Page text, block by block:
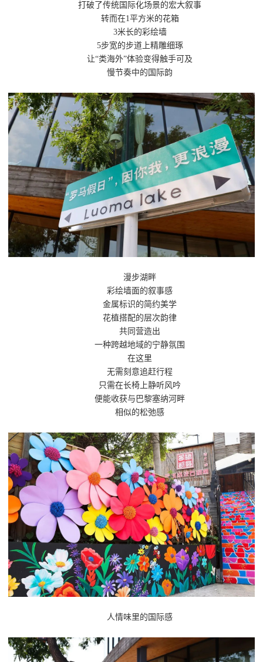
打破了传统国际化场景的宏大叙事
转而在1平方米的花箱
3米长的彩绘墙
5步宽的步道上精雕细琢
让“类海外”体验变得触手可及
慢节奏中的国际韵
漫步湖畔
彩绘墙面的叙事感
金属标识的简约美学
花植搭配的层次韵律
共同营造出
一种跨越地域的宁静氛围
在这里
无需刻意追赶行程
只需在长椅上静听风吟
便能收获与巴黎塞纳河畔
相似的松弛感
人情味里的国际感